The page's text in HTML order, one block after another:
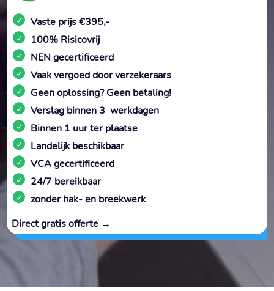
Vaste prijs €395,-
100% Risicovrij
NEN gecertificeerd
Vaak vergoed door verzekeraars
Geen oplossing? Geen betaling!
Verslag binnen 3 werkdagen
Binnen 1 uur ter plaatse
Landelijk beschikbaar
VCA gecertificeerd
24/7 bereikbaar
zonder hak- en breekwerk
Direct gratis offerte →